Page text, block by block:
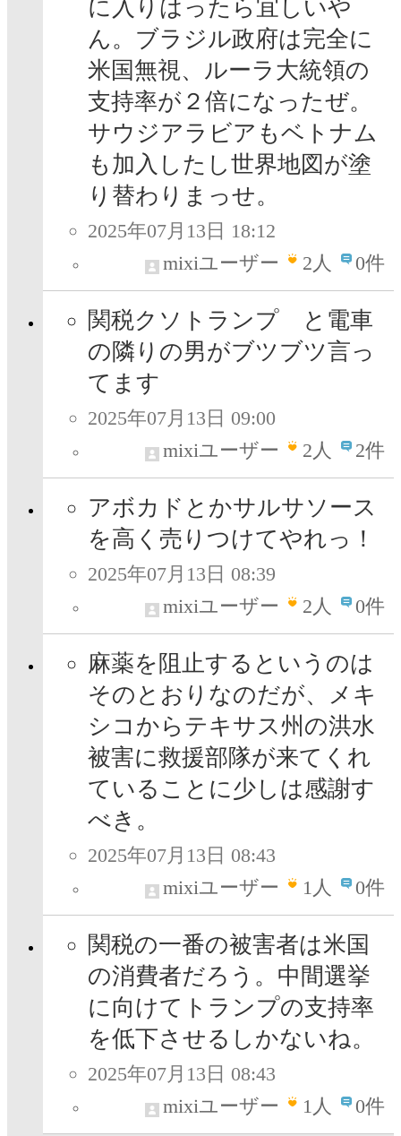
に入りはったら宜しいや
ん。ブラジル政府は完全に
米国無視、ルーラ大統領の
支持率が２倍になったぜ。
サウジアラビアもベトナム
も加入したし世界地図が塗
り替わりまっせ。
2025年07月13日 18:12
mixiユーザー
2人 0件
関税クソトランプ と電車
の隣りの男がブツブツ言っ
てます
2025年07月13日 09:00
mixiユーザー
2人 2件
アボカドとかサルサソース
を高く売りつけてやれっ！
2025年07月13日 08:39
mixiユーザー
2人 0件
麻薬を阻止するというのは
そのとおりなのだが、メキ
シコからテキサス州の洪水
被害に救援部隊が来てくれ
ていることに少しは感謝す
べき。
2025年07月13日 08:43
mixiユーザー
1人 0件
関税の一番の被害者は米国
の消費者だろう。中間選挙
に向けてトランプの支持率
を低下させるしかないね。
2025年07月13日 08:43
mixiユーザー
1人 0件